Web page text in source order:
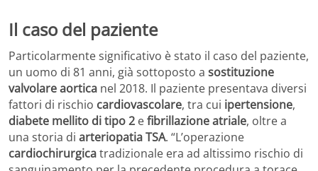
Il caso del paziente
Particolarmente significativo è stato il caso del paziente,
un uomo di 81 anni, già sottoposto a sostituzione
valvolare aortica nel 2018. Il paziente presentava diversi
fattori di rischio cardiovascolare, tra cui ipertensione,
diabete mellito di tipo 2 efibrillazione atriale, oltre a
una storia di arteriopatia TSA. “L’operazione
cardiochirurgicatradizionale era ad altissimo rischio di